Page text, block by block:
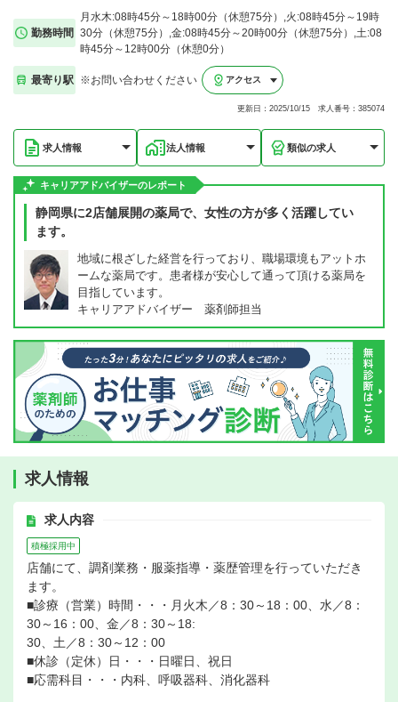
勤務時間
月水木:08時45分～18時00分（休憩75分）,火:08時45分～19時
30分（休憩75分）,金:08時45分～20時00分（休憩75分）,土:08
時45分～12時00分（休憩0分）
最寄り駅 ※お問い合わせください アクセス
更新日：2025/10/15 求人番号：385074
求人情報 法人情報 類似の求人
キャリアアドバイザーのレポート
静岡県に2店舗展開の薬局で、女性の方が多く活躍してい
ます。
地域に根ざした経営を行っており、職場環境もアットホ
ームな薬局です。患者様が安心して通って頂ける薬局を
目指しています。
キャリアアドバイザー 薬剤師担当
求人情報
求人内容
積極採用中
店舗にて、調剤業務・服薬指導・薬歴管理を行っていただき
ます。
■診療（営業）時間・・・月火木／8：30～18：00、水／8：
30～16：00、金／8：30～18:
30、土／8：30～12：00
■休診（定休）日・・・日曜日、祝日
■応需科目・・・内科、呼吸器科、消化器科